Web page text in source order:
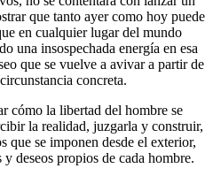
que tanto ayer como hoy puede
en cualquier lugar del mundo
una insospechada energía en esa
que se vuelve a avivar a partir de
concreta.
cómo la libertad del hombre se
la realidad, juzgarla y construir,
que se imponen desde el exterior,
deseos propios de cada hombre.